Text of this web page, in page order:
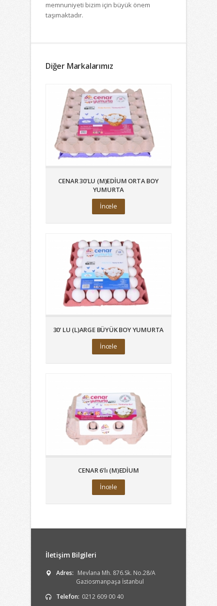
memnuniyeti bizim için büyük önem
taşımaktadır.
Diğer Markalarımız
CENAR 30'LU (M)EDİUM ORTA BOY
YUMURTA
İncele
30' LU (L)ARGE BÜYÜK BOY YUMURTA
İncele
CENAR 6'lı (M)EDİUM
İncele
İletişim Bilgileri
Adres: Mevlana Mh. 876.Sk. No.28/A
Gaziosmanpaşa İstanbul
Telefon: 0212 609 00 40